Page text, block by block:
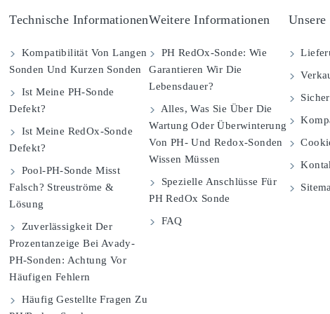
Technische Informationen
Kompatibilität Von Langen
Sonden Und Kurzen Sonden
Ist Meine PH-Sonde
Defekt?
Ist Meine RedOx-Sonde
Defekt?
Pool-PH-Sonde Misst
Falsch? Streuströme &
Lösung
Zuverlässigkeit Der
Prozentanzeige Bei Avady-
PH-Sonden: Achtung Vor
Häufigen Fehlern
Häufig Gestellte Fragen Zu
Weitere Informationen
PH RedOx-Sonde: Wie
Garantieren Wir Die
Lebensdauer?
Alles, Was Sie Über Die
Wartung Oder Überwinterung
Von PH- Und Redox-Sonden
Wissen Müssen
Spezielle Anschlüsse Für
PH RedOx Sonde
FAQ
Unsere